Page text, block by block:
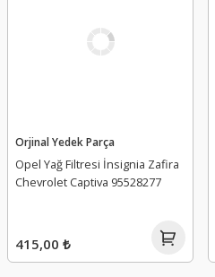
Orjinal Yedek Parça
Opel Yağ Filtresi İnsignia Zafira
Chevrolet Captiva 95528277
415,00 ₺